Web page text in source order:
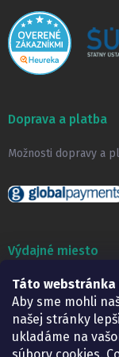
Táto webstránka
Aby sme mohli
našej stránky
ukladáme na
Doprava a platba
Možnosti dopravy a
Výdajné miesto
Lekáreň ADONAI
Košice – Smetanova
Pondelok:
07.30 –
Utorok:
07.30 –
Streda:
07.30 –